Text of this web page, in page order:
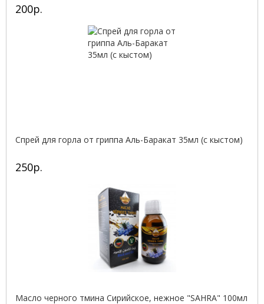
200р.
Спрей для горла от гриппа Аль-Баракат 35мл (с кыстом)
250р.
Масло черного тмина Сирийское, нежное "SAHRA" 100мл